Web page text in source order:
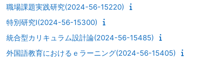
職場課題実践研究(2024-56-15220)
特別研究Ⅰ(2024-56-15300)
統合型カリキュラム設計論(2024-56-15485)
外国語教育におけるｅラーニング(2024-56-15405)